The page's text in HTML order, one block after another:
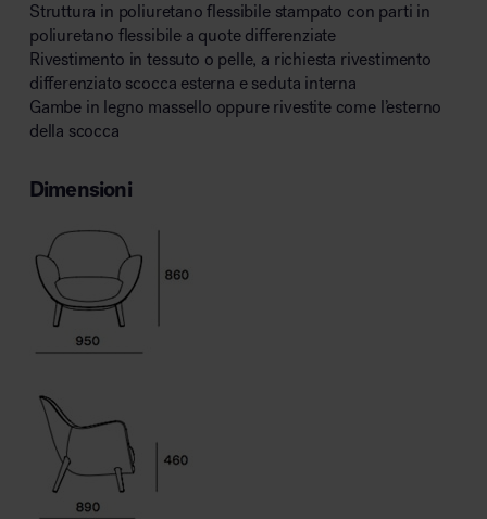
Struttura in poliuretano flessibile stampato con parti in
poliuretano flessibile a quote differenziate
Rivestimento in tessuto o pelle, a richiesta rivestimento
differenziato scocca esterna e seduta interna
Gambe in legno massello oppure rivestite come l’esterno
della scocca
Dimensioni